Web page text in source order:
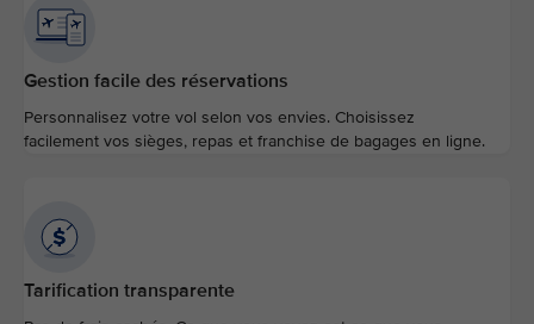
Gestion facile des réservations
Personnalisez votre vol selon vos envies. Choisissez
facilement vos sièges, repas et franchise de bagages en ligne.
Tarification transparente